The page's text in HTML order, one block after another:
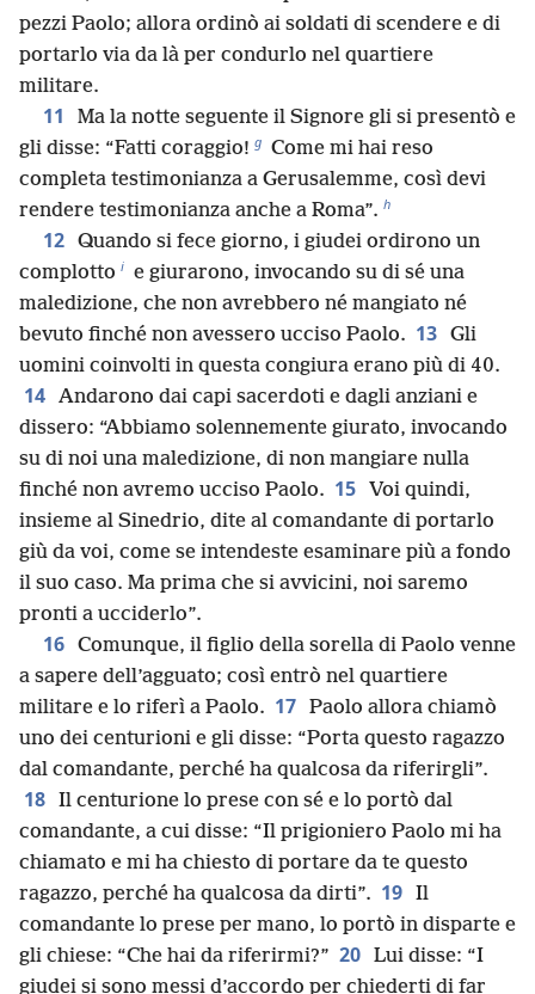
pezzi Paolo; allora ordinò ai soldati di scendere e di
portarlo via da là per condurlo nel quartiere
militare.
11
Ma la notte seguente il Signore gli si presentò e
gli disse: “Fatti coraggio! g Come mi hai reso
completa testimonianza a Gerusalemme, così devi
rendere testimonianza anche a Roma”. h
12 Quando si fece giorno, i giudei ordirono un
complotto i e giurarono, invocando su di sé una
maledizione, che non avrebbero né mangiato né
bevuto finché non avessero ucciso Paolo. 13 Gli
uomini coinvolti in questa congiura erano più di 40.
14 Andarono dai capi sacerdoti e dagli anziani e
dissero: “Abbiamo solennemente giurato, invocando
su di noi una maledizione, di non mangiare nulla
finché non avremo ucciso Paolo. 15 Voi quindi,
insieme al Sinedrio, dite al comandante di portarlo
giù da voi, come se intendeste esaminare più a fondo
il suo caso. Ma prima che si avvicini, noi saremo
pronti a ucciderlo”.
16 Comunque, il figlio della sorella di Paolo venne
a sapere dell’agguato; così entrò nel quartiere
militare e lo riferì a Paolo. 17 Paolo allora chiamò
uno dei centurioni e gli disse: “Porta questo ragazzo
dal comandante, perché ha qualcosa da riferirgli”.
18 Il centurione lo prese con sé e lo portò dal
comandante, a cui disse: “Il prigioniero Paolo mi ha
chiamato e mi ha chiesto di portare da te questo
ragazzo, perché ha qualcosa da dirti”. 19 Il
comandante lo prese per mano, lo portò in disparte e
gli chiese: “Che hai da riferirmi?” 20 Lui disse: “I
giudei si sono messi d’accordo per chiederti di far